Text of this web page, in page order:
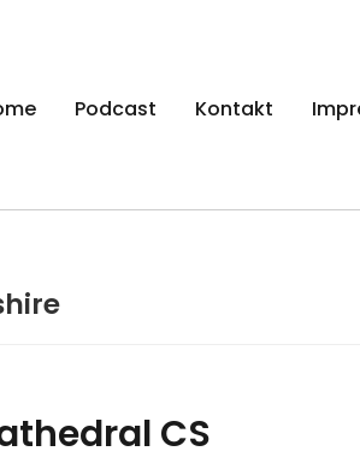
Podcast Kontakt
CS